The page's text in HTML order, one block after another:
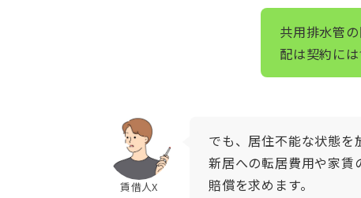
共用排水管
配は契約に
賃借人X
でも、居住不能な状態を
新居への転居費用や家賃
賠償を求めます。